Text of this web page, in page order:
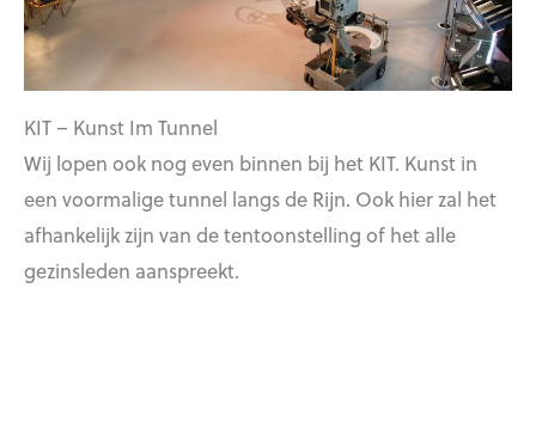
KIT – Kunst Im Tunnel
Wij lopen ook nog even binnen bij het KIT. Kunst in
een voormalige tunnel langs de Rijn. Ook hier zal het
afhankelijk zijn van de tentoonstelling of het alle
gezinsleden aanspreekt.